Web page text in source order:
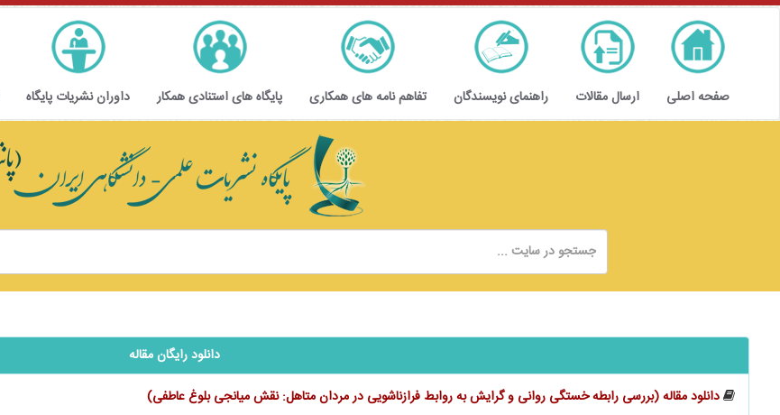
صفحه اصلی ارسال مقالات راهنمای نویسندگان تفاهم نامه های همکاری پایگاه های استنادی همکار داوران نشریات پایگاه
دانلود رایگان مقاله
دانلود مقاله (بررسی رابطه خستگی روانی و گرایش به روابط فرازناشویی در مردان متاهل: نقش میانجی بلوغ عاطفی)